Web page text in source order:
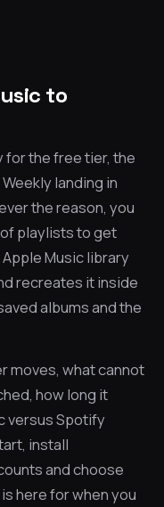
to
the free tier, the
landing in
the reason, you
playlists to get
Music library
recreates it inside
albums and the
moves, what cannot
how long it
versus Spotify
install
and choose
here for when you